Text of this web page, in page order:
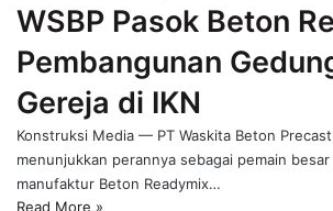
WSBP Pasok Beton
Pembangunan
Gereja di IKN
Konstruksi Media — PT Waskita Beton
menunjukkan perannya sebagai pemain
manufaktur Beton Readymix…
Read More »